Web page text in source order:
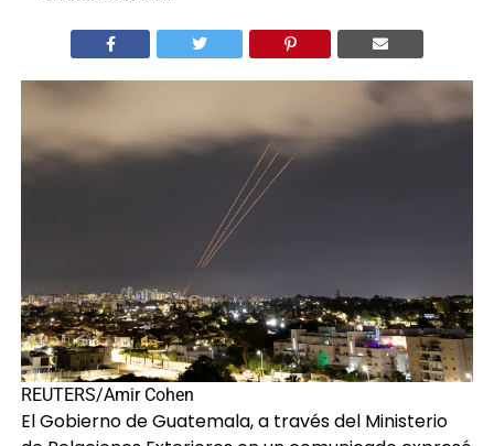
Anaité Álvarez
REUTERS/Amir Cohen